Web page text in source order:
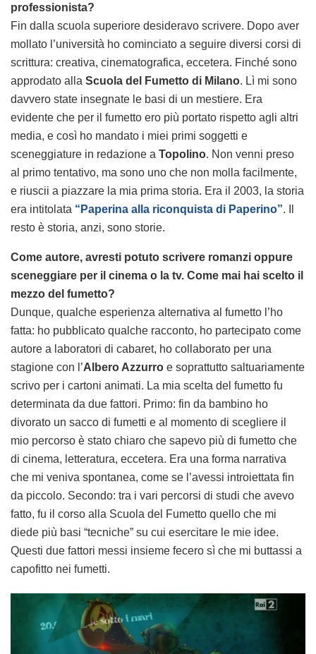
professionista?
Fin dalla scuola superiore desideravo scrivere. Dopo aver
mollato l’università ho cominciato a seguire diversi corsi di
scrittura: creativa, cinematografica, eccetera. Finché sono
approdato alla Scuola del Fumetto di Milano. Lì mi sono
davvero state insegnate le basi di un mestiere. Era
evidente che per il fumetto ero più portato rispetto agli altri
media, e così ho mandato i miei primi soggetti e
sceneggiature in redazione a Topolino. Non venni preso
al primo tentativo, ma sono uno che non molla facilmente,
e riuscii a piazzare la mia prima storia. Era il 2003, la storia
era intitolata “Paperina alla riconquista di Paperino”. Il
resto è storia, anzi, sono storie.
Come autore, avresti potuto scrivere romanzi oppure
sceneggiare per il cinema o la tv. Come mai hai scelto il
mezzo del fumetto?
Dunque, qualche esperienza alternativa al fumetto l’ho
fatta: ho pubblicato qualche racconto, ho partecipato come
autore a laboratori di cabaret, ho collaborato per una
stagione con l’Albero Azzurro e soprattutto saltuariamente
scrivo per i cartoni animati. La mia scelta del fumetto fu
determinata da due fattori. Primo: fin da bambino ho
divorato un sacco di fumetti e al momento di scegliere il
mio percorso è stato chiaro che sapevo più di fumetto che
di cinema, letteratura, eccetera. Era una forma narrativa
che mi veniva spontanea, come se l’avessi introiettata fin
da piccolo. Secondo: tra i vari percorsi di studi che avevo
fatto, fu il corso alla Scuola del Fumetto quello che mi
diede più basi “tecniche” su cui esercitare le mie idee.
Questi due fattori messi insieme fecero sì che mi buttassi a
capofitto nei fumetti.